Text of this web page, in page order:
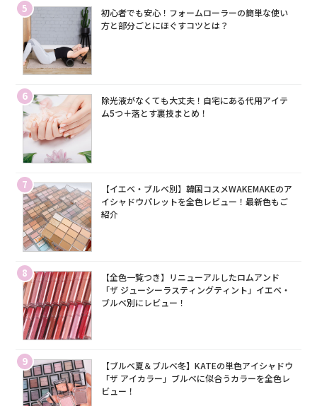
5
初心者でも安心！フォームローラーの簡単な使い
方と部分ごとにほぐすコツとは？
6
除光液がなくても大丈夫！自宅にある代用アイテ
ム5つ＋落とす裏技まとめ！
7
【イエベ・ブルベ別】韓国コスメWAKEMAKEのア
イシャドウパレットを全色レビュー！最新色もご
紹介
8
【全色一覧つき】リニューアルしたロムアンド
「ザ ジューシーラスティングティント」イエベ・
ブルベ別にレビュー！
9
【ブルベ夏＆ブルベ冬】KATEの単色アイシャドウ
「ザ アイカラー」ブルベに似合うカラーを全色レ
ビュー！